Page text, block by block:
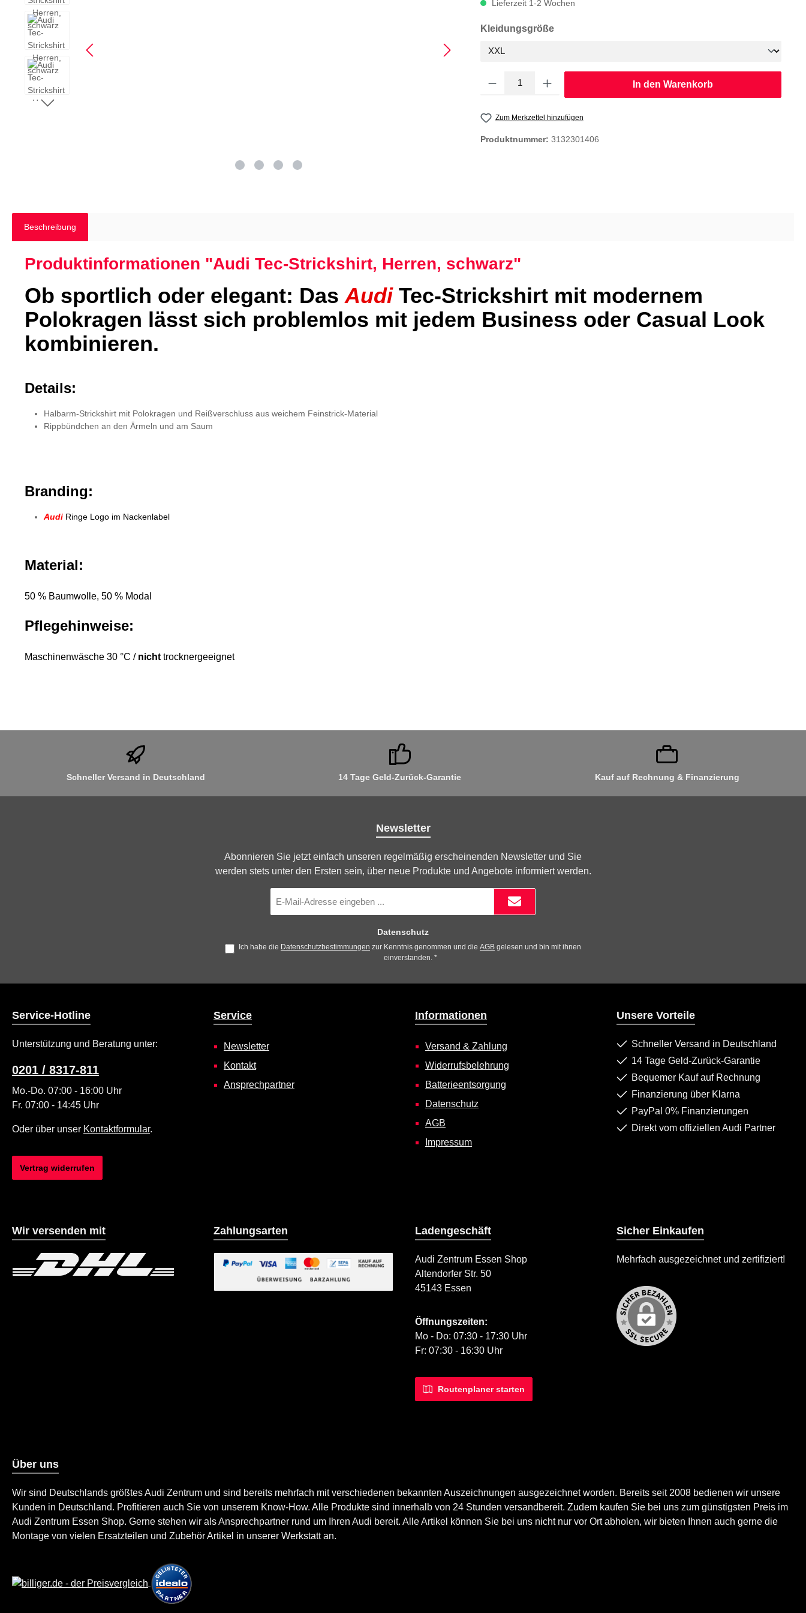
Lieferzeit 1-2 Wochen
Kleidungsgrößeauswählen
In den Warenkorb
Zum Merkzettel hinzufügen
Produktnummer: 3132301406
Beschreibung
Produktinformationen "Audi Tec-Strickshirt, Herren, schwarz"
Ob sportlich oder elegant: Das Audi Tec-Strickshirt mit modernem
Polokragen lässt sich problemlos mit jedem Business oder Casual Look
kombinieren.
Details:
Halbarm-Strickshirt mit Polokragen und Reißverschluss aus weichem Feinstrick-Material
Rippbündchen an den Ärmeln und am Saum
Branding:
Audi Ringe Logo im Nackenlabel
Material:
50 % Baumwolle, 50 % Modal
Pflegehinweise:
Maschinenwäsche 30 °C / nicht trocknergeeignet
Schneller Versand in Deutschland 14 Tage Geld-Zurück-Garantie Kauf auf Rechnung & Finanzierung
Newsletter
Abonnieren Sie jetzt einfach unseren regelmäßig erscheinenden Newsletter und Sie
werden stets unter den Ersten sein, über neue Produkte und Angebote informiert werden.
Mail-
Datenschutz
Ich habe die Datenschutzbestimmungen zur Kenntnis genommen und die AGB gelesen und bin mit ihnen
einverstanden. *
Service-Hotline
Unterstützung und Beratung unter:
0201 / 8317-811
Mo.-Do. 07:00 - 16:00 Uhr
Fr. 07:00 - 14:45 Uhr
Oder über unser Kontaktformular.
Vertrag widerrufen
Service
Newsletter
Kontakt
Ansprechpartner
Informationen
Versand & Zahlung
Widerrufsbelehrung
Batterieentsorgung
Datenschutz
AGB
Impressum
Unsere Vorteile
Schneller Versand in Deutschland
14 Tage Geld-Zurück-Garantie
Bequemer Kauf auf Rechnung
Finanzierung über Klarna
PayPal 0% Finanzierungen
Direkt vom offiziellen Audi Partner
Wir versenden mit
Benutzerdefiniertes Bild 2
Zahlungsarten Ladengeschäft
Audi Zentrum Essen Shop
Altendorfer Str. 50
45143 Essen
Öffnungszeiten:
Mo - Do: 07:30 - 17:30 Uhr
Fr: 07:30 - 16:30 Uhr
Routenplaner starten
Sicher Einkaufen
Mehrfach ausgezeichnet und zertifiziert!
Über uns
Wir sind Deutschlands größtes Audi Zentrum und sind bereits mehrfach mit verschiedenen bekannten Auszeichnungen ausgezeichnet worden. Bereits seit 2008 bedienen wir unsere
Kunden in Deutschland. Profitieren auch Sie von unserem Know-How. Alle Produkte sind innerhalb von 24 Stunden versandbereit. Zudem kaufen Sie bei uns zum günstigsten Preis im
Audi Zentrum Essen Shop. Gerne stehen wir als Ansprechpartner rund um Ihren Audi bereit. Alle Artikel können Sie bei uns nicht nur vor Ort abholen, wir bieten Ihnen auch gerne die
Montage von vielen Ersatzteilen und Zubehör Artikel in unserer Werkstatt an.